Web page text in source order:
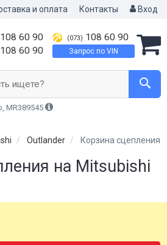
и оплата Контакты Вход
108 60 90
108 60 90
(073) 108 60 90
Запрос по VIN
ищете?
MR389545
Outlander Корзина сцепления
на Mitsubishi